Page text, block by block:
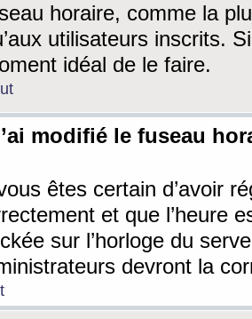
horaire, comme la
utilisateurs inscrits.
idéal de le faire.
modifié le fuseau
êtes certain d’avoir
et que l’heure
sur l’horloge du
devront la